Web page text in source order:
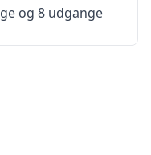
og 8 udgange